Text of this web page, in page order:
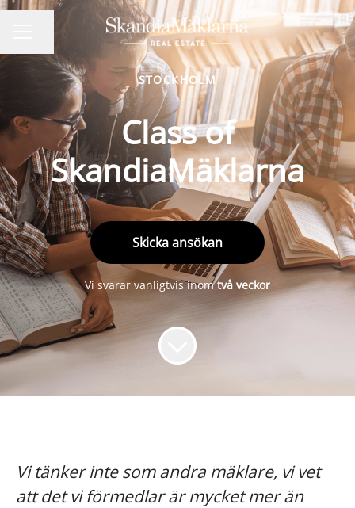
Dela sidan
STOCKHOLM
Class of
SkandiaMäklarna
Skicka ansökan
Vi svarar vanligtvis inomtvå veckor
Vi tänker inte som andra mäklare, vi vet
att det vi förmedlar är mycket mer än